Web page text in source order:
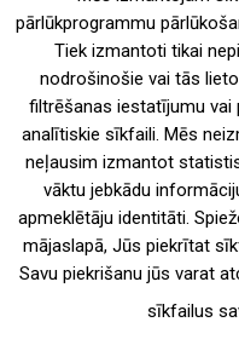
pārlūkprogrammu
Tiek izmantoti tikai
nodrošinošie vai tās
filtrēšanas iestatījumu vai
analītiskie sīkfaili. Mēs
neļausim izmantot
vāktu jebkādu
apmeklētāju identitāti.
mājaslapā, Jūs piekrītat
Savu piekrišanu jūs varat
sīkfailus